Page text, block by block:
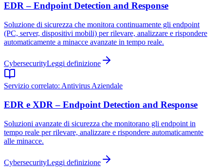
EDR – Endpoint Detection and Response
Soluzione di sicurezza che monitora continuamente gli endpoint
(PC, server, dispositivi mobili) per rilevare, analizzare e rispondere
automaticamente a minacce avanzate in tempo reale.
CybersecurityLeggi definizione
Servizio correlato: Antivirus Aziendale
EDR e XDR – Endpoint Detection and Response
Soluzioni avanzate di sicurezza che monitorano gli endpoint in
tempo reale per rilevare, analizzare e rispondere automaticamente
alle minacce.
CybersecurityLeggi definizione